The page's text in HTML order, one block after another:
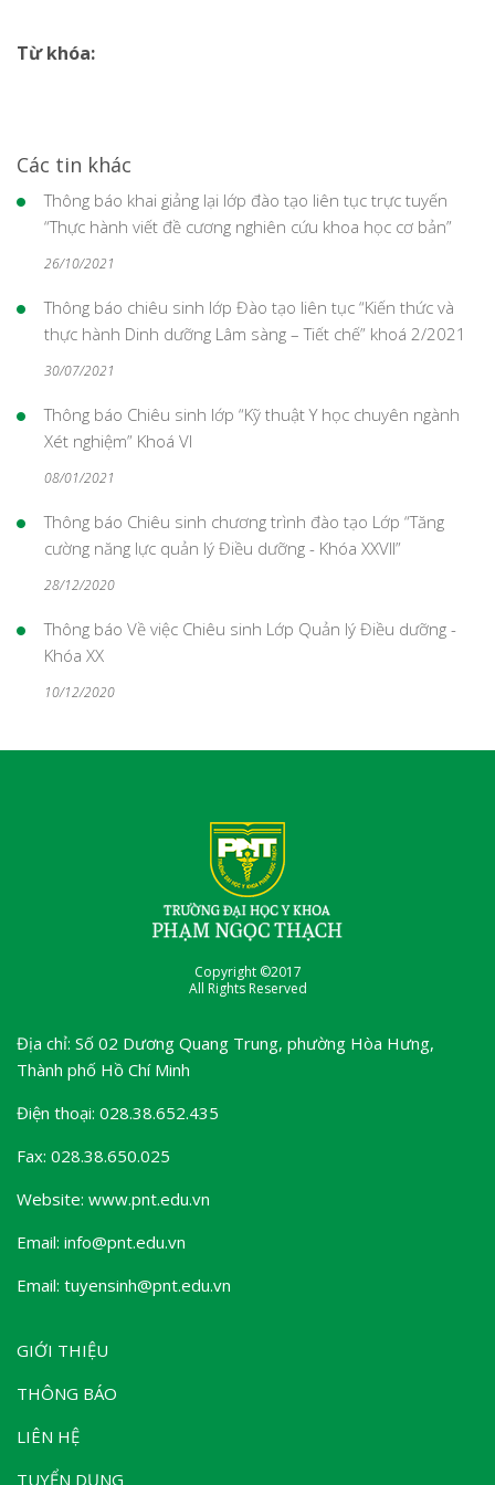
Từ khóa:
Các tin khác
Thông báo khai giảng lại lớp đào tạo liên tục trực tuyến
“Thực hành viết đề cương nghiên cứu khoa học cơ bản”
26/10/2021
Thông báo chiêu sinh lớp Đào tạo liên tục “Kiến thức và
thực hành Dinh dưỡng Lâm sàng – Tiết chế” khoá 2/2021
30/07/2021
Thông báo Chiêu sinh lớp “Kỹ thuật Y học chuyên ngành
Xét nghiệm” Khoá VI
08/01/2021
Thông báo Chiêu sinh chương trình đào tạo Lớp “Tăng
cường năng lực quản lý Điều dưỡng - Khóa XXVII”
28/12/2020
Thông báo Về việc Chiêu sinh Lớp Quản lý Điều dưỡng -
Khóa XX
10/12/2020
Copyright ©2017
All Rights Reserved
Địa chỉ: Số 02 Dương Quang Trung, phường Hòa Hưng,
Thành phố Hồ Chí Minh
Điện thoại: 028.38.652.435
Fax: 028.38.650.025
Website: www.pnt.edu.vn
Email: info@pnt.edu.vn
Email: tuyensinh@pnt.edu.vn
GIỚI THIỆU
THÔNG BÁO
LIÊN HỆ
TUYỂN DỤNG